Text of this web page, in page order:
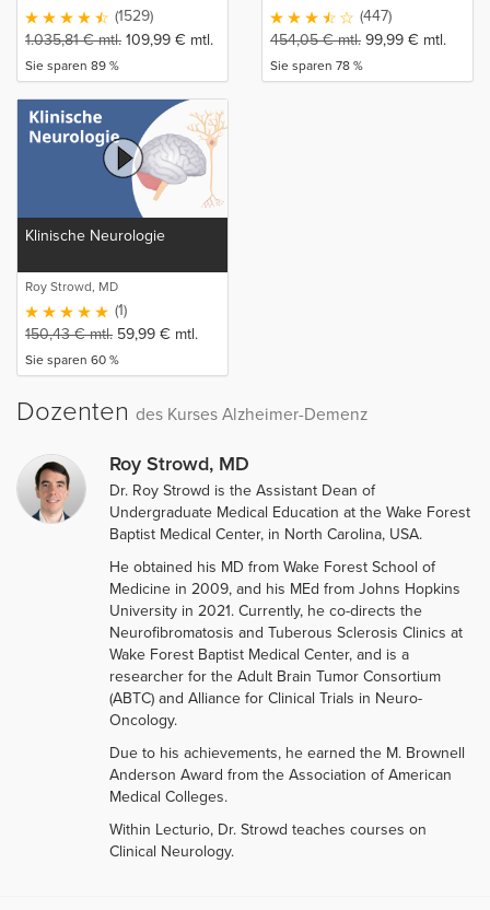
(1529)
1.035,81€mtl. 109,99 € mtl.
Sie sparen 89 %
(447)
454,05€mtl. 99,99 € mtl.
Sie sparen 78 %
Klinische Neurologie
Roy Strowd, MD
(1)
150,43€mtl. 59,99 € mtl.
Sie sparen 60 %
Dozenten des Kurses Alzheimer-Demenz
Roy Strowd, MD
Dr. Roy Strowd is the Assistant Dean of
Undergraduate Medical Education at the Wake Forest
Baptist Medical Center, in North Carolina, USA.
He obtained his MD from Wake Forest School of
Medicine in 2009, and his MEd from Johns Hopkins
University in 2021. Currently, he co-directs the
Neurofibromatosis and Tuberous Sclerosis Clinics at
Wake Forest Baptist Medical Center, and is a
researcher for the Adult Brain Tumor Consortium
(ABTC) and Alliance for Clinical Trials in Neuro-
Oncology.
Due to his achievements, he earned the M. Brownell
Anderson Award from the Association of American
Medical Colleges.
Within Lecturio, Dr. Strowd teaches courses on
Clinical Neurology.